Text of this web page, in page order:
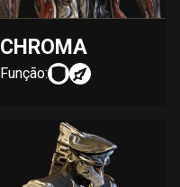
CHROMA
Função: